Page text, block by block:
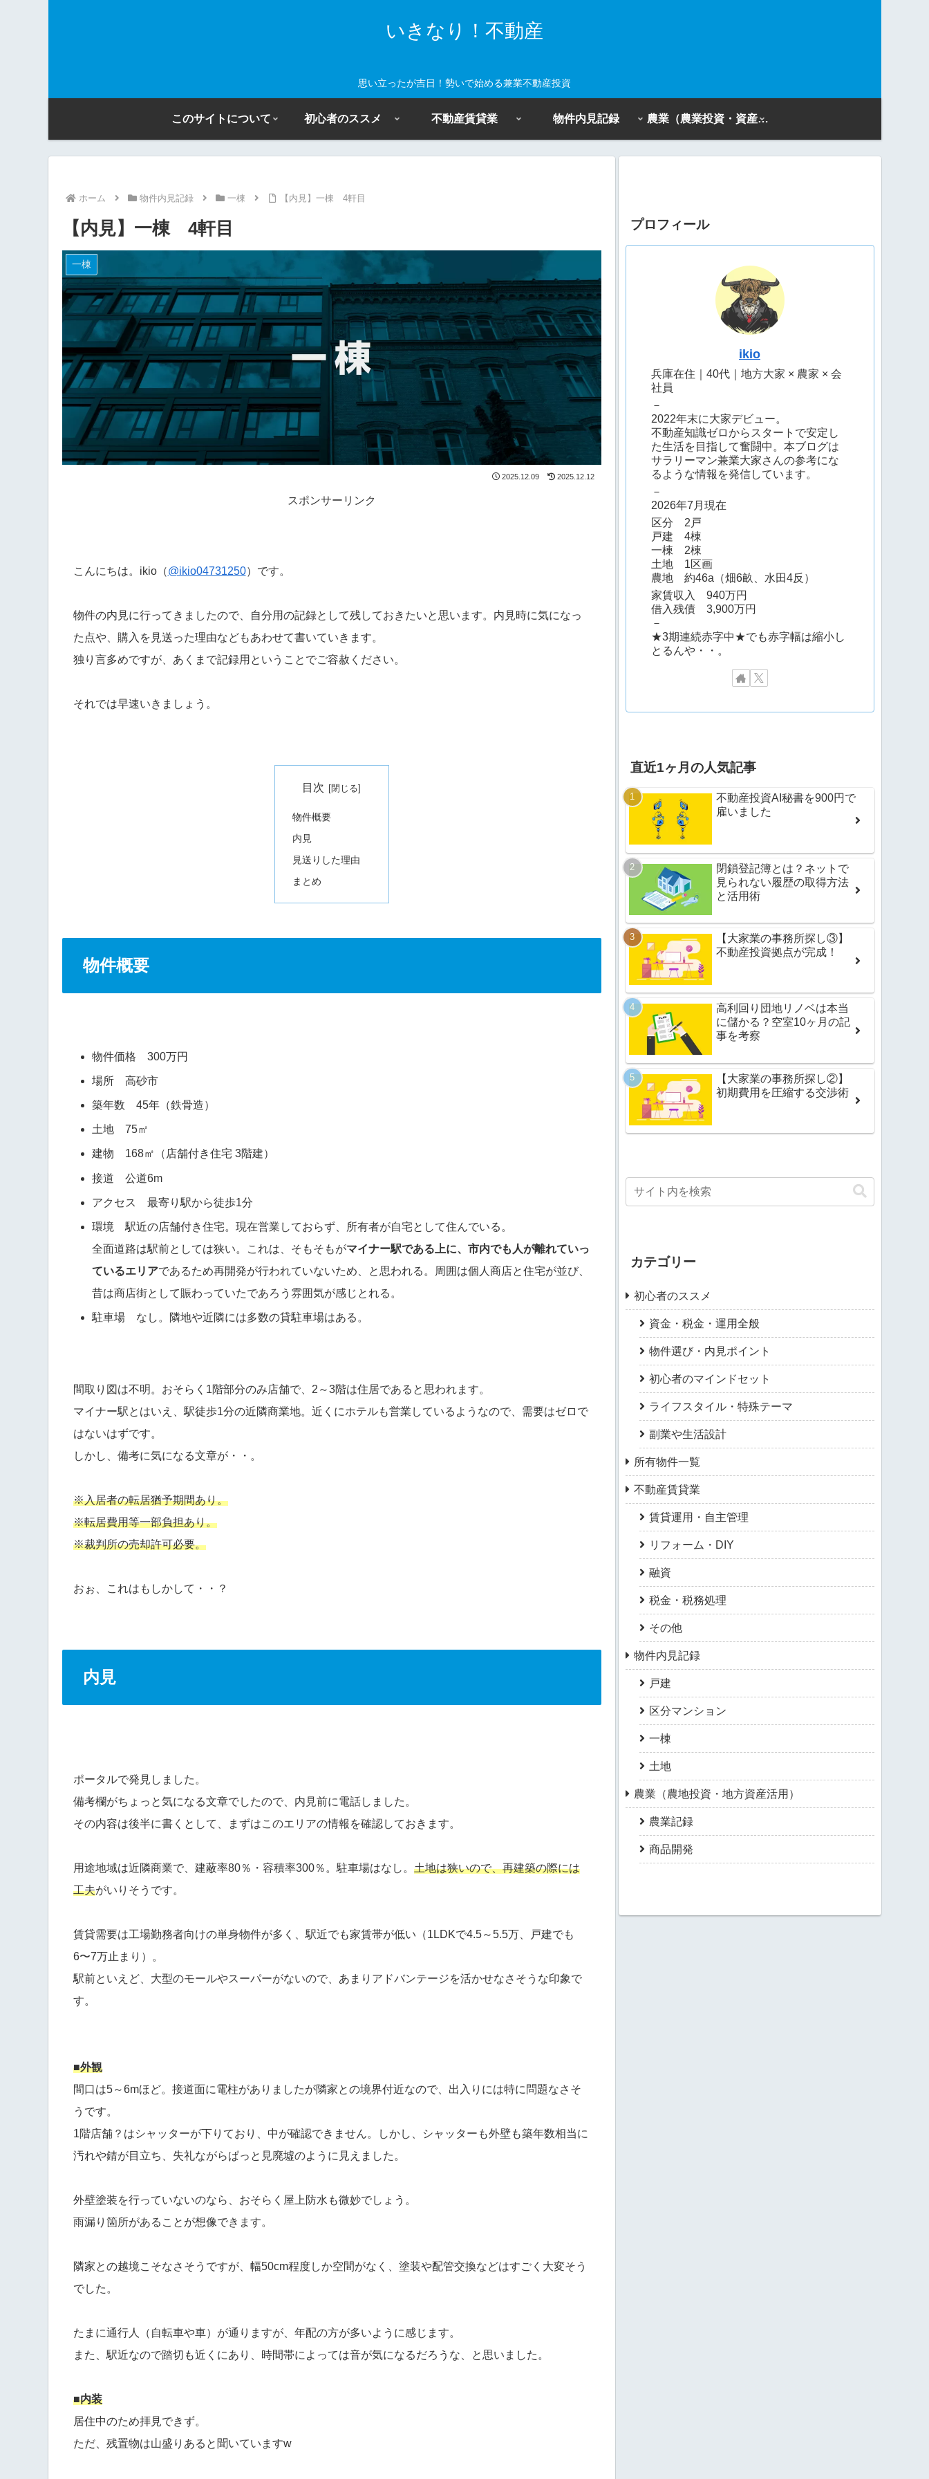
いきなり！不動産
思い立ったが吉日！勢いで始める兼業不動産投資
このサイトについて 初心者のススメ 不動産賃貸業 物件内見記録 農業（農業投資・資産活用）
ホーム 物件内見記録 一棟 【内見】一棟 4軒目
【内見】一棟 4軒目
一棟
2025.12.09 2025.12.12
スポンサーリンク
こんにちは。ikio（@ikio04731250）です。
物件の内見に行ってきましたので、自分用の記録として残しておきたいと思います。内見時に気になっ
た点や、購入を見送った理由などもあわせて書いていきます。
独り言多めですが、あくまで記録用ということでご容赦ください。
それでは早速いきましょう。
目次
物件概要
内見
見送りした理由
まとめ
物件概要
物件価格 300万円
場所 高砂市
築年数 45年（鉄骨造）
土地 75㎡
建物 168㎡（店舗付き住宅 3階建）
接道 公道6m
アクセス 最寄り駅から徒歩1分
環境 駅近の店舗付き住宅。現在営業しておらず、所有者が自宅として住んでいる。
全面道路は駅前としては狭い。これは、そもそもがマイナー駅である上に、市内でも人が離れていっ
ているエリアであるため再開発が行われていないため、と思われる。周囲は個人商店と住宅が並び、
昔は商店街として賑わっていたであろう雰囲気が感じとれる。
駐車場 なし。隣地や近隣には多数の貸駐車場はある。
間取り図は不明。おそらく1階部分のみ店舗で、2～3階は住居であると思われます。
マイナー駅とはいえ、駅徒歩1分の近隣商業地。近くにホテルも営業しているようなので、需要はゼロで
はないはずです。
しかし、備考に気になる文章が・・。
※入居者の転居猶予期間あり。
※転居費用等一部負担あり。
※裁判所の売却許可必要。
おぉ、これはもしかして・・？
内見
ポータルで発見しました。
備考欄がちょっと気になる文章でしたので、内見前に電話しました。
その内容は後半に書くとして、まずはこのエリアの情報を確認しておきます。
用途地域は近隣商業で、建蔽率80％・容積率300％。駐車場はなし。 土地は狭いので、再建築の際には
工夫がいりそうです。
賃貸需要は工場勤務者向けの単身物件が多く、駅近でも家賃帯が低い（1LDKで4.5～5.5万、戸建でも
6〜7万止まり）。
駅前といえど、大型のモールやスーパーがないので、あまりアドバンテージを活かせなさそうな印象で
す。
■外観
間口は5～6mほど。接道面に電柱がありましたが隣家との境界付近なので、出入りには特に問題なさそ
うです。
1階店舗？はシャッターが下りており、中が確認できません。しかし、シャッターも外壁も築年数相当に
汚れや錆が目立ち、失礼ながらぱっと見廃墟のように見えました。
外壁塗装を行っていないのなら、おそらく屋上防水も微妙でしょう。
雨漏り箇所があることが想像できます。
隣家との越境こそなさそうですが、幅50cm程度しか空間がなく、塗装や配管交換などはすごく大変そう
でした。
たまに通行人（自転車や車）が通りますが、年配の方が多いように感じます。
また、駅近なので踏切も近くにあり、時間帯によっては音が気になるだろうな、と思いました。
■内装
居住中のため拝見できず。
ただ、残置物は山盛りあると聞いていますw
プロフィール
ikio
兵庫在住｜40代｜地方大家 × 農家 × 会
社員
－
2022年末に大家デビュー。
不動産知識ゼロからスタートで安定し
た生活を目指して奮闘中。本ブログは
サラリーマン兼業大家さんの参考にな
るような情報を発信しています。
－
2026年7月現在
区分 2戸
戸建 4棟
一棟 2棟
土地 1区画
農地 約46a（畑6畝、水田4反）
家賃収入 940万円
借入残債 3,900万円
－
★3期連続赤字中★でも赤字幅は縮小し
とるんや・・。
直近1ヶ月の人気記事
不動産投資AI秘書を900円で
雇いました
閉鎖登記簿とは？ネットで
見られない履歴の取得方法
と活用術
【大家業の事務所探し③】
不動産投資拠点が完成！
高利回り団地リノベは本当
に儲かる？空室10ヶ月の記
事を考察
【大家業の事務所探し②】
初期費用を圧縮する交渉術
カテゴリー
初心者のススメ
資金・税金・運用全般
物件選び・内見ポイント
初心者のマインドセット
ライフスタイル・特殊テーマ
副業や生活設計
所有物件一覧
不動産賃貸業
賃貸運用・自主管理
リフォーム・DIY
融資
税金・税務処理
その他
物件内見記録
戸建
区分マンション
一棟
土地
農業（農地投資・地方資産活用）
農業記録
商品開発